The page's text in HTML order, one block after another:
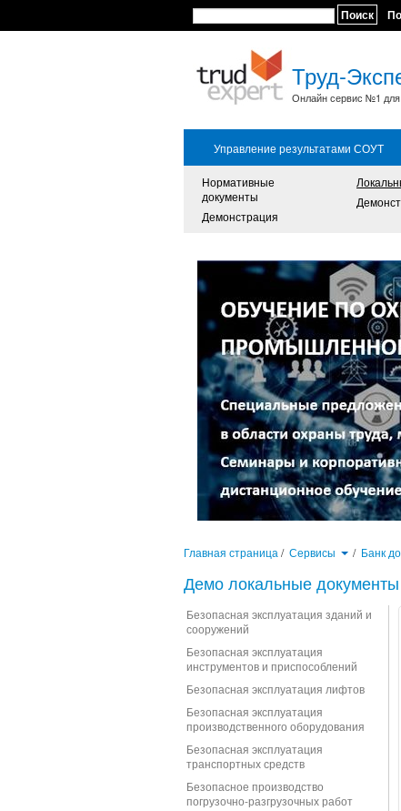
Поиск
Труд-
Онлайн сервис №1 для
Управление результатами СОУТ
Нормативные
документы
Демонстрация
Главная страница / Сервисы / Банк
Демо локальные документы
Безопасная эксплуатация зданий и
сооружений
Безопасная эксплуатация
инструментов и приспособлений
Безопасная эксплуатация лифтов
Безопасная эксплуатация
производственного оборудования
Безопасная эксплуатация
транспортных средств
Безопасное производство
погрузочно-разгрузочных работ